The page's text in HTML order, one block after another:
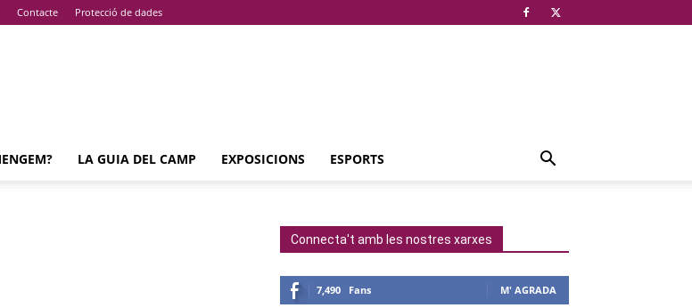
Contacte Protecció de dades
LA GUIA DEL CAMP EXPOSICIONS ESPORTS
Connecta't amb les nostres xarxes
7,490 Fans M' AGRADA